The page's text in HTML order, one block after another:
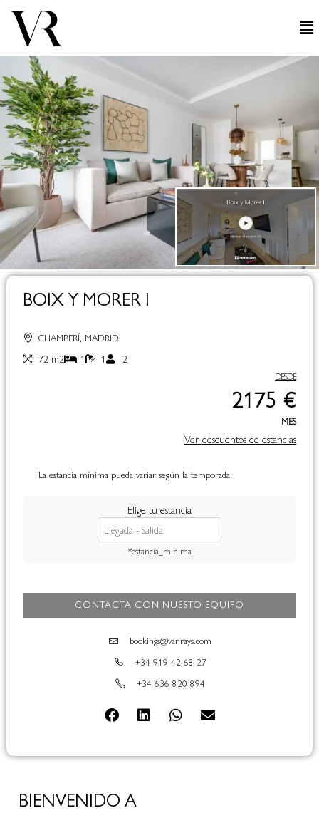
BIENVENIDO A
BOIX Y MORER I
CHAMBERÍ, MADRID
72 m2 1 1 2
DESDE
2175 €
MES
Ver descuentos de estancias
La estancia mínima pueda variar según la temporada.
Elige tu estancia
*estancia_minima
CONTACTA CON NUESTO EQUIPO
bookings@vanrays.com
+34 919 42 68 27
+34 636 820 894